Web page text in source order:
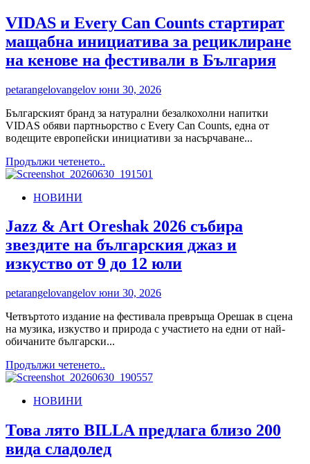
нова
серия
цветни
лазерни
устройства
бизнеса:
производителни
и
проектирани
VIDAS и Every Can Counts стартират
мащабна инициатива за рециклиране
на кенове на фестивали в България
petarangelovangelov юни 30, 2026
Българският бранд за натурални безалкохолни напитки
VIDAS обяви партньорство с Every Can Counts, една от
водещите европейски инициативи за насърчаване...
Продължи четенето..
more
Every
Can
Counts
стартират
мащабна
за
рециклиране
на
кенове
на
в
България
НОВИНИ
Jazz & Art Oreshak 2026 събира
звездите на българския джаз и
изкуство от 9 до 12 юли
petarangelovangelov юни 30, 2026
Четвъртото издание на фестивала превръща Орешак в сцена
на музика, изкуство и природа с участието на едни от най-
обичаните български...
Продължи четенето..
more
Art
Oreshak
2026
НОВИНИ
Това лято BILLA предлага близо 200
вида сладолед